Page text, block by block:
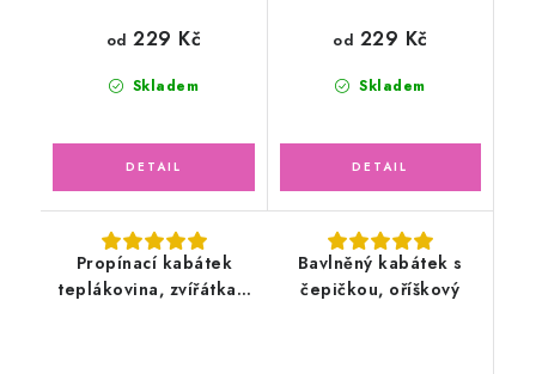
Skladem
od 229 Kč
Skladem
od 229 Kč
Propínací kabátek
teplákovina, zvířátka v
Bavlněný kabátek s
čepičkou, oříškový